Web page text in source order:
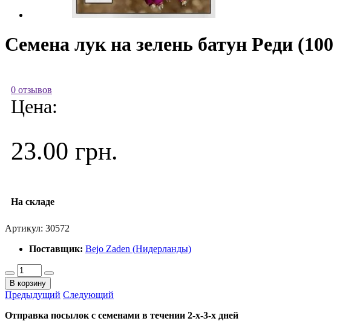
Семена лук на зелень батун Реди
0 отзывов
Цена:
23.00 грн.
На складе
Артикул: 30572
Поставщик: Bejo Zaden (Нидерланды)
В корзину
Предыдущий Следующий
Отправка посылок с семенами в течении 2-х-3-х дней